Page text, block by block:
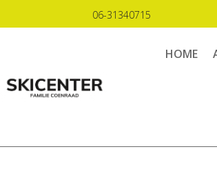
06-31340715
HOME